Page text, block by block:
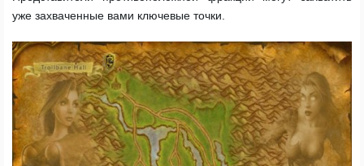
уже захваченные вами ключевые точки.